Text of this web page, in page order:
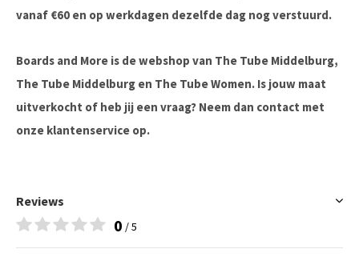
vanaf €60 en op werkdagen dezelfde dag nog verstuurd.
Boards and More is de webshop van The Tube Middelburg,
The Tube Middelburg en The Tube Women. Is jouw maat
uitverkocht of heb jij een vraag? Neem dan contact met
onze klantenservice op.
Reviews
0 / 5